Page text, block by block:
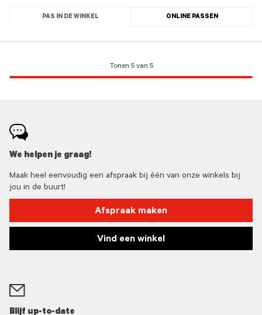
PAS IN DE WINKEL ONLINE PASSEN
Tonen 5 van 5
We helpen je graag!
Maak heel eenvoudig een afspraak bij één van onze winkels bij
jou in de buurt!
Afspraak maken
Vind een winkel
Blijf up-to-date